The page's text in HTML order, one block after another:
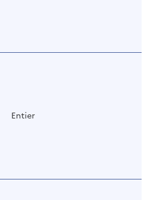
Entier